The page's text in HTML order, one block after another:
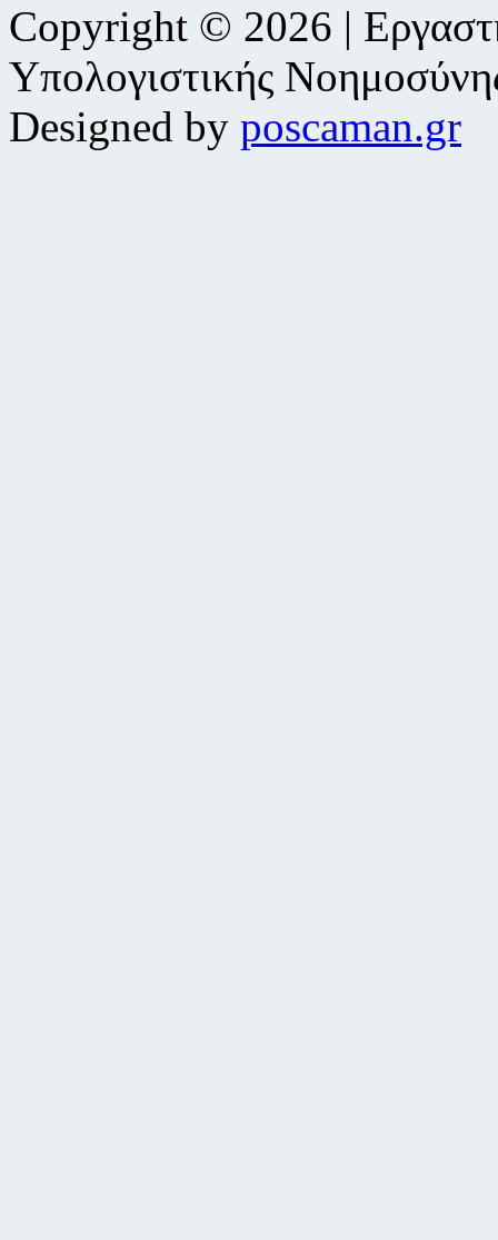
Copyright © 2026 |
Υπολογιστικής
Designed by poscaman.gr